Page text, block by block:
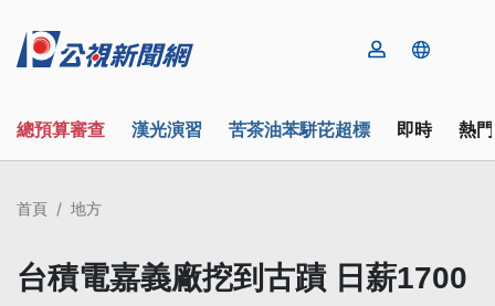
總預算審查 漢光演習 苦茶油苯駢芘超標 即時 熱
首頁 地方
台積電嘉義廠挖到古蹟 日薪1700